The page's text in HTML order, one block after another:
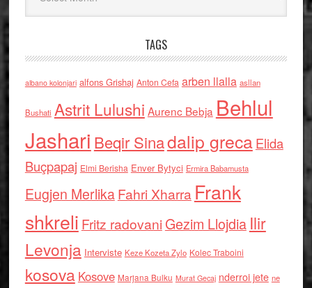
TAGS
albano kolonjari alfons Grishaj Anton Cefa arben llalla asllan
Bushati Astrit Lulushi Aurenc Bebja Behlul
Jashari Beqir Sinadalip grecaElida
Buçpapaj Elmi Berisha Enver Bytyci Ermira Babamusta
Eugjen MerlikaFahri Xharra Frank
shkreli Fritz radovaniGezim Llojdia Ilir
Levonja Interviste Keze Kozeta Zylo Kolec Traboini
kosova Kosove Marjana Bulku Murat Gecaj nderroi jete ne